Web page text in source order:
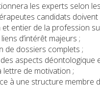
les experts selon
candidats
et entier de la profession
d’intérêt majeurs ;
de dossiers complets ;
aspects déontologique
lettre de motivation ;
à une structure membre